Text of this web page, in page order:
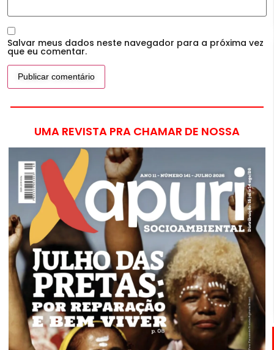
Salvar meus dados neste navegador para a próxima vez
que eu comentar.
UMA REVISTA PRA CHAMAR DE NOSSA